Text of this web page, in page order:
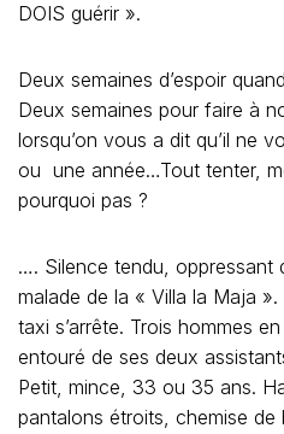
DOIS guérir ».
Deux semaines d’espoir
Deux semaines pour faire à
lorsqu’on vous a dit qu’il ne
ou une année…Tout tenter,
pourquoi pas ?
…. Silence tendu, oppressant
malade de la « Villa la Maja
taxi s’arrête. Trois hommes
entouré de ses deux
Petit, mince, 33 ou 35 ans.
pantalons étroits, chemise de